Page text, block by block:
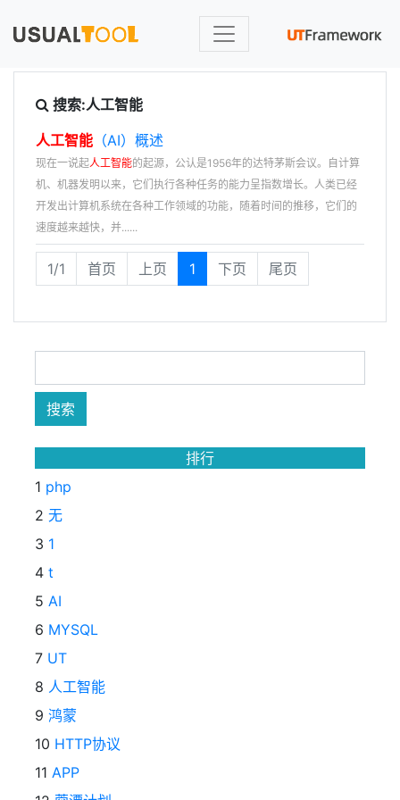
搜索:人工智能
人工智能 （AI）概述​
现在一说起人工智能的起源，公认是1956年的达特茅斯会议。自计算
机、机器发明以来，它们执行各种任务的能力呈指数增长。人类已经
开发出计算机系统在各种工作领域的功能，随着时间的推移，它们的
速度越来越快，并......
1/1 首页 上页 1 下页 尾页
排行
1 php
2 无
3 1
4 t
5 AI
6 MYSQL
7 UT
8 人工智能
9 鸿蒙
10 HTTP协议
11 APP